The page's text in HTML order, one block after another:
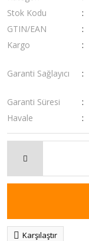
Stok Kodu
GTIN/EAN
Kargo
Garanti Sağlayıcı
Garanti Süresi
Havale
Karşılaştır